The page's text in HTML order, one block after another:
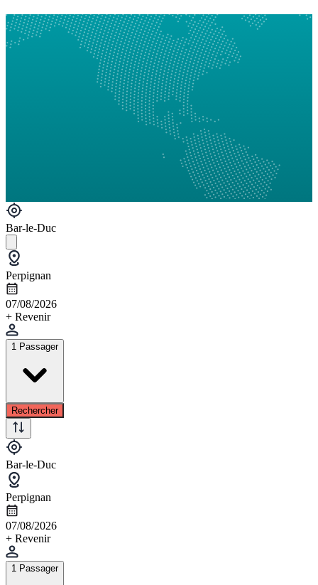
Bar-le-Duc
Perpignan
07/08/2026
+ Revenir
1 Passager
Rechercher
Bar-le-Duc
Perpignan
07/08/2026
+ Revenir
1 Passager